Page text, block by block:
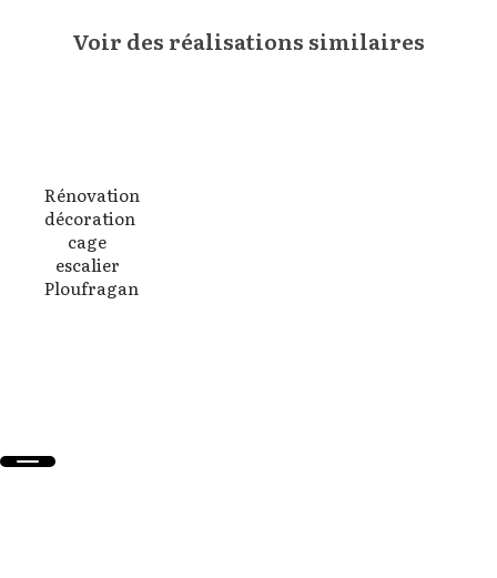
Voir des réalisations similaires
Rénovation
décoration
cage
escalier
Ploufragan